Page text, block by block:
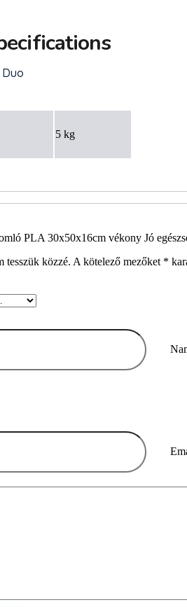
5 kg
PLA 30x50x16cm vékony Jó
tesszük közzé. A kötelező mezőket *